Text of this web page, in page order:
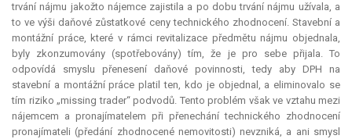
trvání nájmu jakožto nájemce zajistila a po dobu trvání nájmu užívala, a
to ve výši daňové zůstatkové ceny technického zhodnocení. Stavební a
montážní práce, které v rámci revitalizace předmětu nájmu objednala,
byly zkonzumovány (spotřebovány) tím, že je pro sebe přijala. To
odpovídá smyslu přenesení daňové povinnosti, tedy aby DPH na
stavební a montážní práce platil ten, kdo je objednal, a eliminovalo se
tím riziko „missing trader“ podvodů. Tento problém však ve vztahu mezi
nájemcem a pronajímatelem při přenechání technického zhodnocení
pronajímateli (předání zhodnocené nemovitosti) nevzniká, a ani smysl